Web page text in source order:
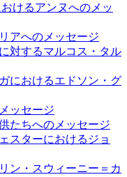
けるアンヌへのメッ
アへのメッセージ
対するマルコス・タル
におけるエドソン・グ
ッセージ
たちへのメッセージ
スターにおけるジョ
ン・スウィーニー＝カ